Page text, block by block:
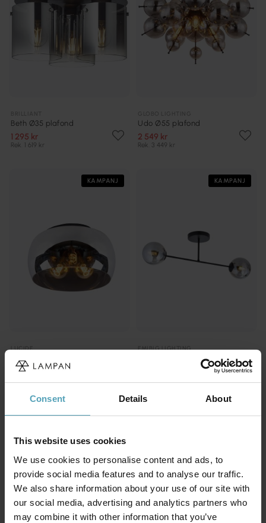
Consent Details About
This website uses cookies
We use cookies to personalise content and ads, to
provide social media features and to analyse our traffic.
We also share information about your use of our site with
our social media, advertising and analytics partners who
may combine it with other information that you’ve
Beth Ø35 plafond
1 295 kr
Rek. 1 619 kr
Udo Ø55 plafond
2 549 kr
Rek. 3 449 kr
KAMPANJ
LUCIDE
2 183 kr
KAMPANJ
EMIBIG LIGHTING
Roma 55cm plafond
KAMPANJ KAMPANJ